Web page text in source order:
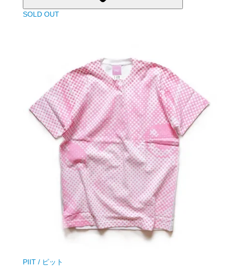
SOLD OUT
PIIT / ピット